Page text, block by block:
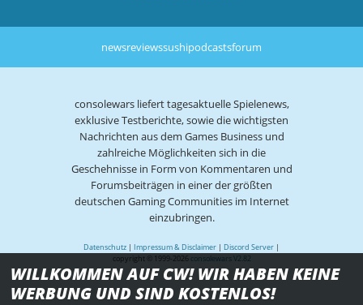
newsreviewssushipodcastsforum
consolewars liefert tagesaktuelle Spielenews,
exklusive Testberichte, sowie die wichtigsten
Nachrichten aus dem Games Business und
zahlreiche Möglichkeiten sich in die
Geschehnisse in Form von Kommentaren und
Forumsbeiträgen in einer der größten
deutschen Gaming Communities im Internet
einzubringen.
Datenschutz | Impressum & Disclaimer | Discord Server |
copyright © 1999-2026 consolewars V2.82
WILLKOMMEN AUF CW! WIR HABEN KEINE
WERBUNG UND SIND KOSTENLOS!